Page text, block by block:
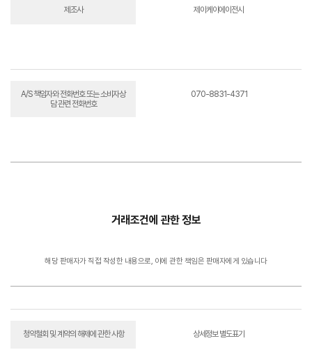
제조사 제이케이에이전시
A/S 책임자와 전화번호 또는 소비자상
담 관련 전화번호
070-8831-4371
거래조건에 관한 정보
해당 판매자가 직접 작성한 내용으로, 이에 관한 책임은 판매자에게 있습니다
청약철회 및 계약의 해제에 관한 사항 상세정보 별도표기